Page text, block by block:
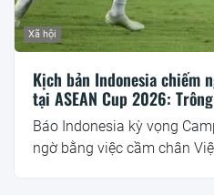
Xã hội
Kịch bản Indonesia chiếm
tại ASEAN Cup 2026:
Báo Indonesia kỳ vọng
ngờ bằng việc cầm chân